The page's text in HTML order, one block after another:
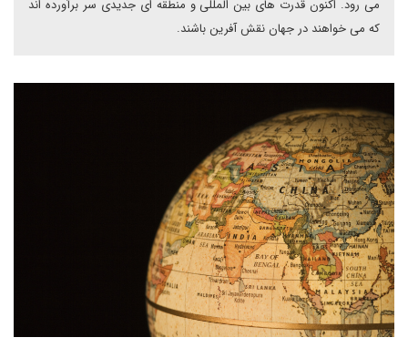
می رود. اکنون قدرت های بین المللی و منطقه ای جدیدی سر برآورده اند
که می خواهند در جهان نقش آفرین باشند.